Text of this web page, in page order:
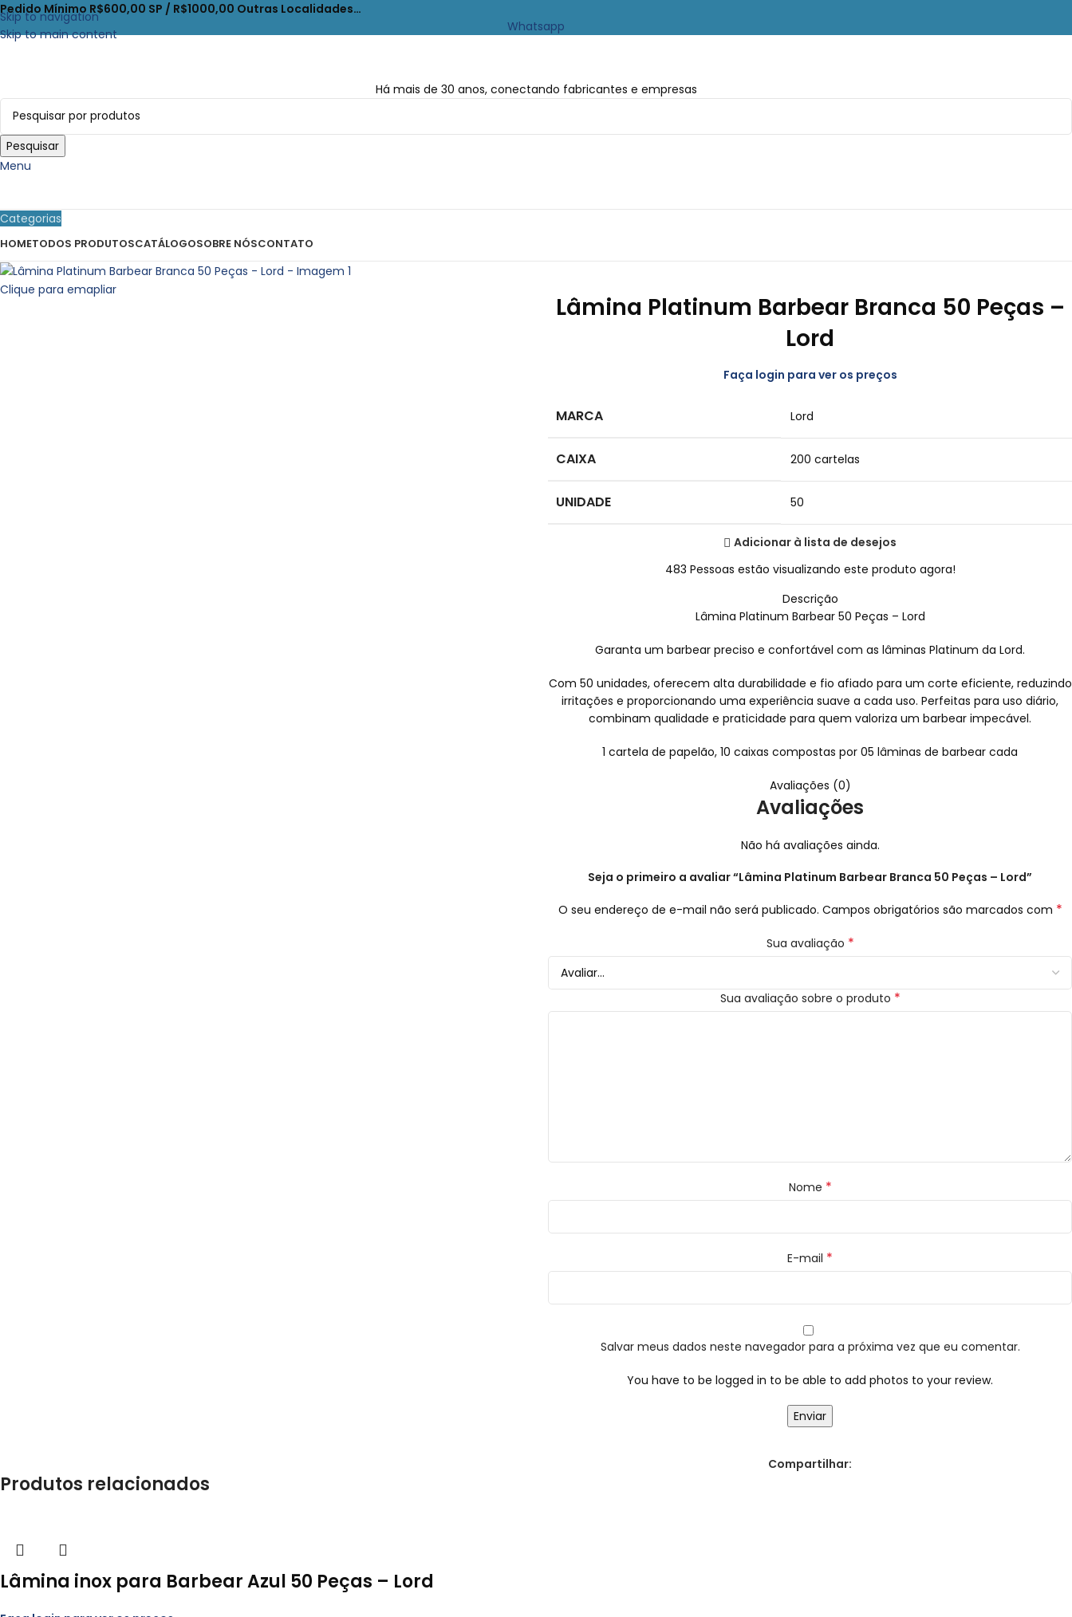
Skip to navigation
Skip to main content
Pedido Mínimo R$600,00 SP / R$1000,00 Outras Localidades…
Whatsapp
Há mais de 30 anos, conectando fabricantes e empresas
Pesquisar
Menu
Categorias
HOMETODOS PRODUTOSCATÁLOGOSOBRE NÓSCONTATO
Clique para emapliar
Lâmina Platinum Barbear Branca 50 Peças –
Lord
Faça login para ver os preços
MARCA Lord
CAIXA 200 cartelas
UNIDADE 50
Adicionar à lista de desejos
483 Pessoas estão visualizando este produto agora!
Descrição
Lâmina Platinum Barbear 50 Peças – Lord
Garanta um barbear preciso e confortável com as lâminas Platinum da Lord.
Com 50 unidades, oferecem alta durabilidade e fio afiado para um corte eficiente, reduzindo
irritações e proporcionando uma experiência suave a cada uso. Perfeitas para uso diário,
combinam qualidade e praticidade para quem valoriza um barbear impecável.
1 cartela de papelão, 10 caixas compostas por 05 lâminas de barbear cada
Avaliações (0)
Avaliações
Não há avaliações ainda.
Seja o primeiro a avaliar “Lâmina Platinum Barbear Branca 50 Peças – Lord”
O seu endereço de e-mail não será publicado. Campos obrigatórios são marcados com *
Sua avaliação *
Sua avaliação sobre o produto *
Nome *
E-mail *
Salvar meus dados neste navegador para a próxima vez que eu comentar.
You have to be logged in to be able to add photos to your review.
Compartilhar:
Produtos relacionados
Lâmina inox para Barbear Azul 50 Peças – Lord